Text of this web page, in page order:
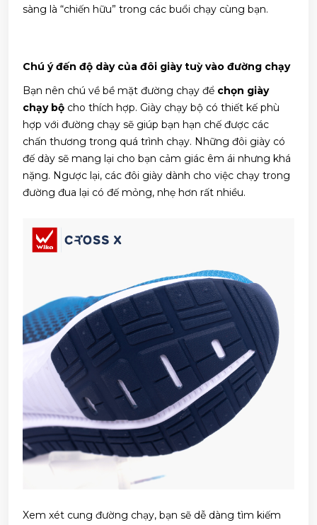
sàng là “chiến hữu” trong các buổi chạy cùng bạn.
Chú ý đến độ dày của đôi giày tuỳ vào đường chạy
Bạn nên chú về bề mặt đường chạy để chọn giày
chạy bộ cho thích hợp. Giày chạy bộ có thiết kế phù
hợp với đường chạy sẽ giúp bạn hạn chế được các
chấn thương trong quá trình chạy. Những đôi giày có
đế dày sẽ mang lại cho bạn cảm giác êm ái nhưng khá
nặng. Ngược lại, các đôi giày dành cho việc chạy trong
đường đua lại có đế mỏng, nhẹ hơn rất nhiều.
Xem xét cung đường chạy, bạn sẽ dễ dàng tìm kiếm